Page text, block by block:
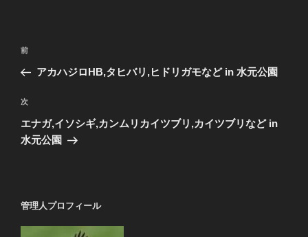
投
ナ
ビ
ゲ
ー
前
の
稿
前
アカハジロHB,タヒバリ,ヒドリガモなど in 水元公園
次
の
投
次
エナガ,イソシギ,カンムリカイツブリ,カイツブリなど in
水元公園
管理人プロフィール